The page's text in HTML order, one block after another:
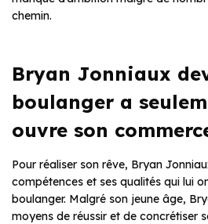
chemin.
Bryan Jonniaux
boulanger a
ouvre son
Pour réaliser son rêve, Bryan
compétences et ses qualités qui lui
boulanger. Malgré son jeune âge,
moyens de réussir et de concrétiser